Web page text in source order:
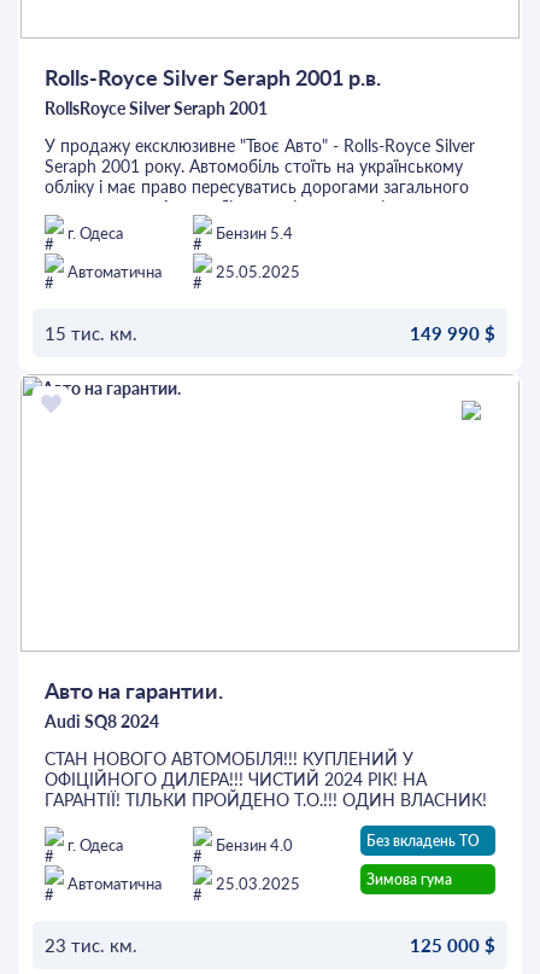
Rolls-Royce Silver Seraph 2001 р.в.
RollsRoyce Silver Seraph 2001
У продажу ексклюзивне "Твоє Авто" - Rolls-Royce Silver
Seraph 2001 року. Автомобіль стоїть на українському
обліку і має право пересуватись дорогами загального
користування. Автомобіль повністю в оригінальному
стані з пробігом 15 тис. км, замінено тільки комплект
гуми на Pirelli. В салоні натуральна світла шкіра, килимки
з вовни, справжній шпон та метал, підігріви усіх сидінь,
пам'ять переднього ряду, холодильник для заднього
позаду та багато іншого. Перед покупкою автомобіль
можна придбати в кредит або лізинг.
г. Одеса
Бензин 5.4
Автоматична
25.05.2025
15 тис. км. 149 990 $
ОСТАВИТЬ ЗАЯВКУ
Авто на гарантии.
Audi SQ8 2024
СТАН НОВОГО АВТОМОБІЛЯ!!! КУПЛЕНИЙ У
ОФІЦІЙНОГО ДИЛЕРА!!! ЧИСТИЙ 2024 РІК! НА
ГАРАНТІЇ! ТІЛЬКИ ПРОЙДЕНО Т.О.!!! ОДИН ВЛАСНИК!
- АБСОЛЮТНО ВЕСЬ АВТОМОБІЛЬ І ІНТЕРЄР САЛОНУ
ЗАКЛЕЯНИЙ ЗАХИСНОЮ ПЛІВКОЮ.
- ІНТЕРЄР САЛОНУ КАРБОН.
- BLACK ПАКЕТ.
- ПОВОРОТНА ЗАДНЯ ВІСЬ.
г. Одеса
Бензин 4.0
Автоматична
25.03.2025
Без вкладень ТО
Зимова гума
23 тис. км. 125 000 $